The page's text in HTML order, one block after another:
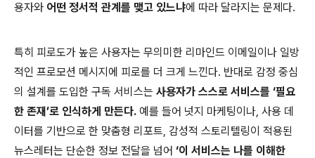
용자와 어떤 정서적 관계를 맺고 있느냐에 따라 달라지는 문제다.
특히 피로도가 높은 사용자는 무의미한 리마인드 이메일이나 일방
적인 프로모션 메시지에 피로를 더 크게 느낀다. 반대로 감정 중심
의 설계를 도입한 구독 서비스는 사용자가 스스로 서비스를 ‘필요
한 존재’로 인식하게 만든다. 예를 들어 넛지 마케팅이나, 사용 데
이터를 기반으로 한 맞춤형 리포트, 감성적 스토리텔링이 적용된
뉴스레터는 단순한 정보 전달을 넘어 ‘이 서비스는 나를 이해한